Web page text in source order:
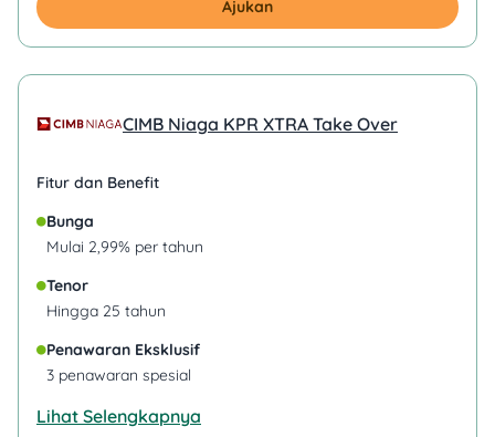
Ajukan
CIMB Niaga KPR XTRA Take Over
Fitur dan Benefit
Bunga
Mulai 2,99% per tahun
Tenor
Hingga 25 tahun
Penawaran Eksklusif
3 penawaran spesial
Lihat Selengkapnya